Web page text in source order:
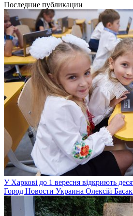
Последние публикации
У Харкові до 1 вересня відкриють
Город Новости Украина Олексій